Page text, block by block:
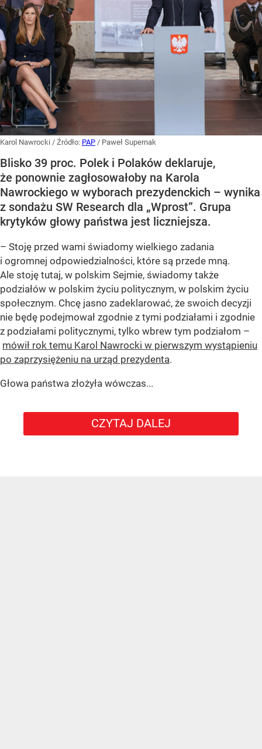
Karol Nawrocki / Źródło: PAP / Paweł Supernak
Blisko 39 proc. Polek i Polaków deklaruje,
że ponownie zagłosowałoby na Karola
Nawrockiego w wyborach prezydenckich – wynika
z sondażu SW Research dla „Wprost”. Grupa
krytyków głowy państwa jest liczniejsza.
– Stoję przed wami świadomy wielkiego zadania
i ogromnej odpowiedzialności, które są przede mną.
Ale stoję tutaj, w polskim Sejmie, świadomy także
podziałów w polskim życiu politycznym, w polskim życiu
społecznym. Chcę jasno zadeklarować, że swoich decyzji
nie będę podejmował zgodnie z tymi podziałami i zgodnie
z podziałami politycznymi, tylko wbrew tym podziałom –
mówił rok temu Karol Nawrocki w pierwszym wystąpieniu
po zaprzysiężeniu na urząd prezydenta.
Głowa państwa złożyła wówczas...
CZYTAJ DALEJ